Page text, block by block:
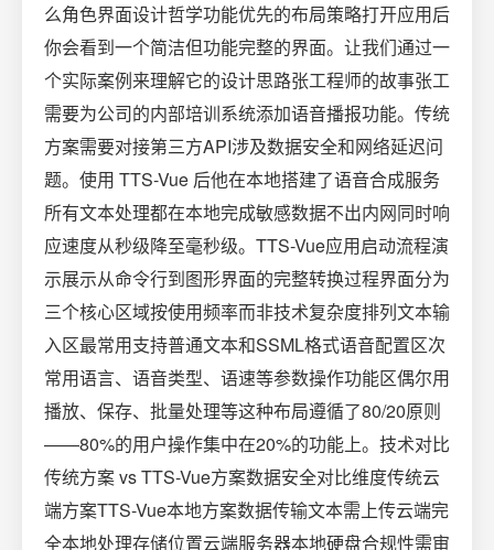
么角色界面设计哲学功能优先的布局策略打开应用后
你会看到一个简洁但功能完整的界面。让我们通过一
个实际案例来理解它的设计思路张工程师的故事张工
需要为公司的内部培训系统添加语音播报功能。传统
方案需要对接第三方API涉及数据安全和网络延迟问
题。使用 TTS-Vue 后他在本地搭建了语音合成服务
所有文本处理都在本地完成敏感数据不出内网同时响
应速度从秒级降至毫秒级。TTS-Vue应用启动流程演
示展示从命令行到图形界面的完整转换过程界面分为
三个核心区域按使用频率而非技术复杂度排列文本输
入区最常用支持普通文本和SSML格式语音配置区次
常用语言、语音类型、语速等参数操作功能区偶尔用
播放、保存、批量处理等这种布局遵循了80/20原则
——80%的用户操作集中在20%的功能上。技术对比
传统方案 vs TTS-Vue方案数据安全对比维度传统云
端方案TTS-Vue本地方案数据传输文本需上传云端完
全本地处理存储位置云端服务器本地硬盘合规性需审